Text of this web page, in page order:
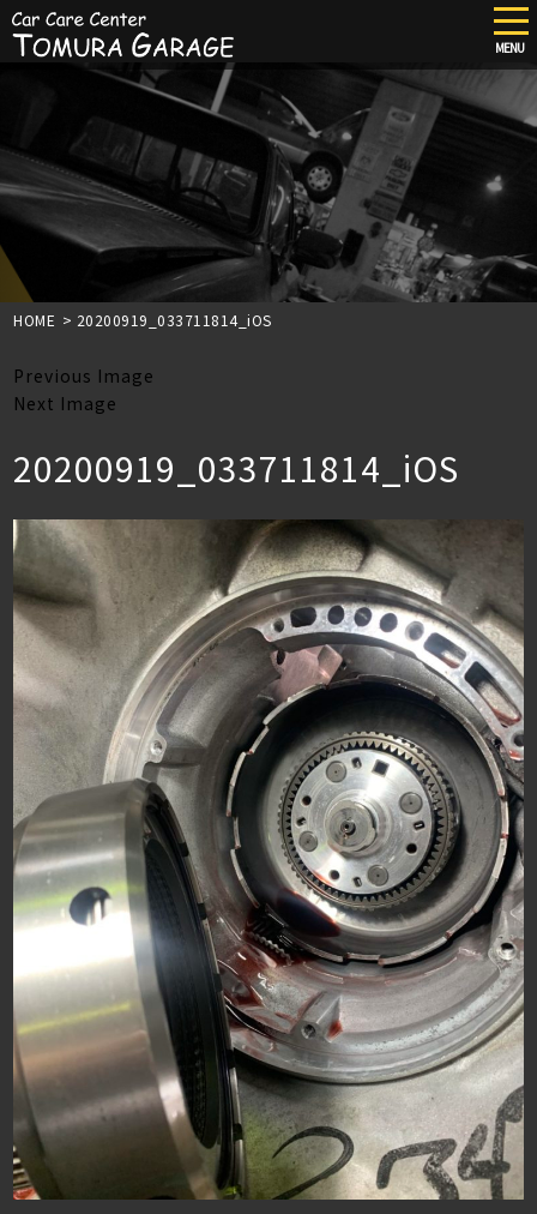
content
MENU
HOME > 20200919_033711814_iOS
Previous Image
Next Image
20200919_033711814_iOS